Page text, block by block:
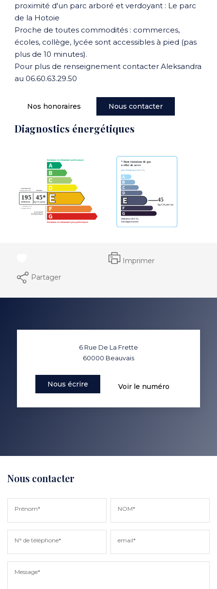
proximité d'un parc arboré et verdoyant : Le parc
de la Hotoie
Proche de toutes commodités : commerces,
écoles, collège, lycée sont accessibles à pied (pas
plus de 10 minutes).
Pour plus de renseignement contacter Aleksandra
au 06.60.63.29.50
Nos honoraires Nous contacter
Diagnostics énergétiques
Imprimer
Partager
6 Rue De La Frette
60000 Beauvais
Nous écrire Voir le numéro
Nous contacter
Prénom* NOM*
N° de téléphone* email*
Message*